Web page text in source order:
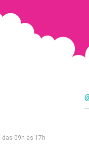
09h às 17h